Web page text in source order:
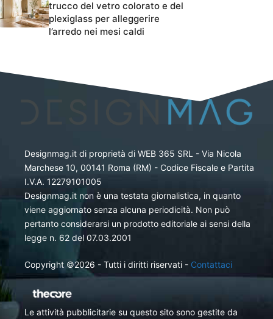
trucco del vetro colorato e del
plexiglass per alleggerire
l’arredo nei mesi caldi
Designmag.it di proprietà di WEB 365 SRL - Via Nicola
Marchese 10, 00141 Roma (RM) - Codice Fiscale e Partita
I.V.A. 12279101005
Designmag.it non è una testata giornalistica, in quanto
viene aggiornato senza alcuna periodicità. Non può
pertanto considerarsi un prodotto editoriale ai sensi della
legge n. 62 del 07.03.2001
Copyright ©2026 - Tutti i diritti riservati - Contattaci
Le attività pubblicitarie su questo sito sono gestite da